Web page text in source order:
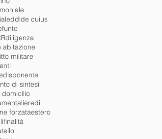
ddlde cuius
diligenza
abitazione
militare
disponente
di sintesi
eredi
forzataestero
finalità